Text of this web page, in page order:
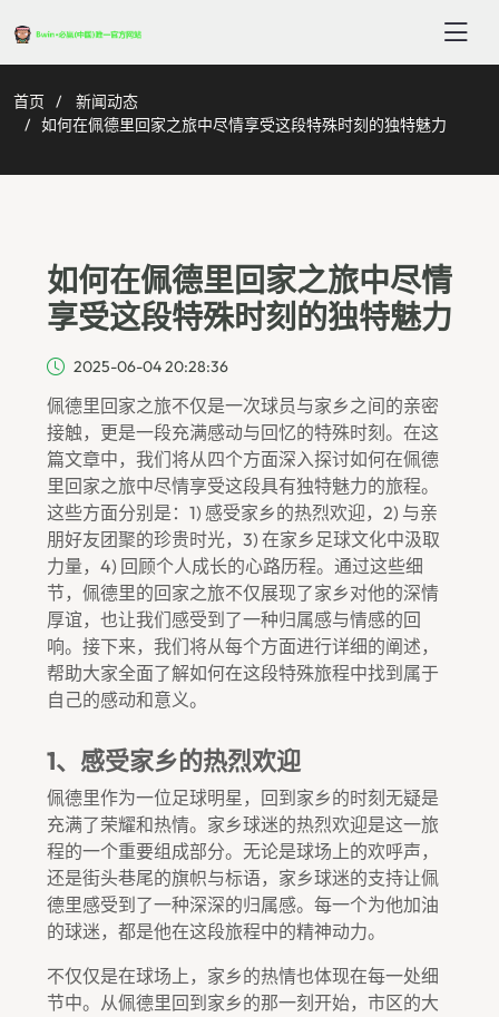
首页
新闻动态
如何在佩德里回家之旅中尽情享受这段特殊时刻的独特魅力
如何在佩德里回家之旅中尽情
享受这段特殊时刻的独特魅力
2025-06-04 20:28:36
佩德里回家之旅不仅是一次球员与家乡之间的亲密
接触，更是一段充满感动与回忆的特殊时刻。在这
篇文章中，我们将从四个方面深入探讨如何在佩德
里回家之旅中尽情享受这段具有独特魅力的旅程。
这些方面分别是：1) 感受家乡的热烈欢迎，2) 与亲
朋好友团聚的珍贵时光，3) 在家乡足球文化中汲取
力量，4) 回顾个人成长的心路历程。通过这些细
节，佩德里的回家之旅不仅展现了家乡对他的深情
厚谊，也让我们感受到了一种归属感与情感的回
响。接下来，我们将从每个方面进行详细的阐述，
帮助大家全面了解如何在这段特殊旅程中找到属于
自己的感动和意义。
1、感受家乡的热烈欢迎
佩德里作为一位足球明星，回到家乡的时刻无疑是
充满了荣耀和热情。家乡球迷的热烈欢迎是这一旅
程的一个重要组成部分。无论是球场上的欢呼声，
还是街头巷尾的旗帜与标语，家乡球迷的支持让佩
德里感受到了一种深深的归属感。每一个为他加油
的球迷，都是他在这段旅程中的精神动力。
不仅仅是在球场上，家乡的热情也体现在每一处细
节中。从佩德里回到家乡的那一刻开始，市区的大